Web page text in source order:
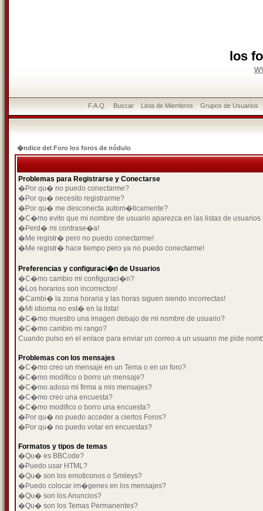
los
F.A.Q. Buscar Lista de Miembros Grupos de Usuarios
�ndice del Foro los foros de nódulo
Problemas para Registrarse y Conectarse
�Por qu� no puedo conectarme?
�Por qu� necesito registrarme?
�Por qu� me desconecta autom�ticamente?
�C�mo evito que mi nombre de usuario aparezca en las listas de usuarios
�Perd� mi contrase�a!
�Me registr� pero no puedo conectarme!
�Me registr� hace tiempo pero ya no puedo conectarme!
Preferencias y configuraci�n de Usuarios
�C�mo cambio mi configuraci�n?
�Los horarios son incorrectos!
�Cambi� la zona horaria y las horas siguen siendo incorrectas!
�Mi idioma no est� en la lista!
�C�mo muestro una imagen debajo de mi nombre de usuario?
�C�mo cambio mi rango?
Cuando pulso en el enlace para enviar un correo a un usuario me pide
Problemas con los mensajes
�C�mo creo un mensaje en un Tema o en un foro?
�C�mo modifico o borro un mensaje?
�C�mo adoso mi firma a mis mensajes?
�C�mo creo una encuesta?
�C�mo modifico o borro una encuesta?
�Por qu� no puedo acceder a ciertos Foros?
�Por qu� no puedo votar en encuestas?
Formatos y tipos de temas
�Qu� es BBCode?
�Puedo usar HTML?
�Qu� son los emoticonos o Smileys?
�Puedo colocar im�genes en los mensajes?
�Qu� son los Anuncios?
�Qu� son los Temas Permanentes?